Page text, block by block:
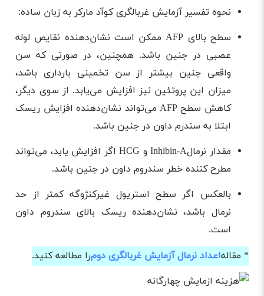
نحوه تفسیر آزمایش غربالگری کوآد مارکر به زبان ساده:
سطح بالای AFP ممکن است نشان‌دهنده نقایص لوله
عصبی در جنین باشد. همچنین، در صورتی که سن
واقعی جنین بیشتر از سن تخمینی بارداری باشد،
میزان این پروتئین نیز افزایش می‌یابد. از سوی دیگر،
کاهش سطح AFP می‌تواند نشان‌دهنده افزایش ریسک
ابتلا به سندرم داون در جنین باشد.
مقدار نرمالInhibin-A و HCG اگر افزایش یابد، می‌تواند
مطرح کننده خطر سندروم داون در جنین باشد.
بالعکس اگر سطح استریول غیرکنژوگه کمتر از حد
نرمال باشد، نشان‌دهنده ریسک بالای سندروم داون
است.
* مقالهاعداد نرمال آزمایش غربالگری دومرا مطالعه کنید.